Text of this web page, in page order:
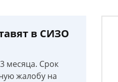
в СИЗО
месяца. Срок
жалобу на